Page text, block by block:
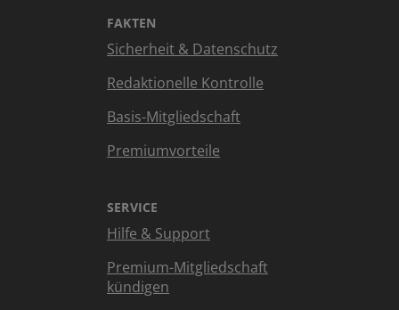
FAKTEN
Sicherheit & Datenschutz
Redaktionelle Kontrolle
Basis-Mitgliedschaft
Premiumvorteile
SERVICE
Hilfe & Support
Premium-Mitgliedschaft
kündigen